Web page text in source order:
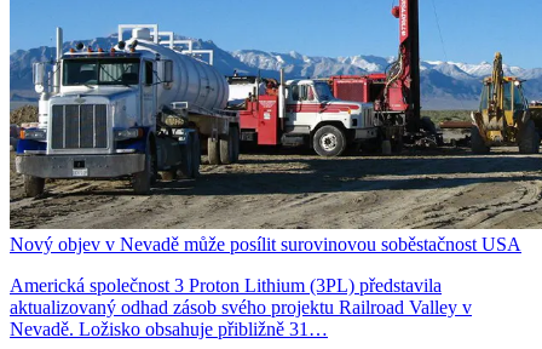
Nový objev v Nevadě může posílit surovinovou soběstačnost USA
Americká společnost 3 Proton Lithium (3PL) představila
aktualizovaný odhad zásob svého projektu Railroad Valley v
Nevadě. Ložisko obsahuje přibližně 31…